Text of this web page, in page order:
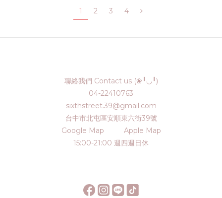
1 2 3 4
聯絡我們 Contact us (❀╹◡╹)
04-22410763
sixthstreet.39@gmail.com
台中市北屯區安順東六街39號
Google Map
Apple Map
15:00-21:00 週四週日休